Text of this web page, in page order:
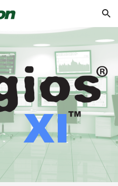
Skip to navigation